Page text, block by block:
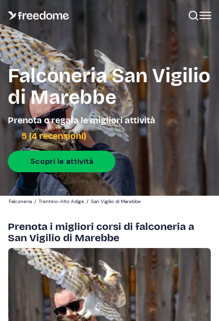
Falconeria San Vigilio
di Marebbe
Prenota o regala le migliori attività
5 (4 recensioni)
Scopri le attività
Falconeria / Trentino-Alto Adige / San Vigilio di Marebbe
Prenota i migliori corsi di falconeria a
San Vigilio di Marebbe